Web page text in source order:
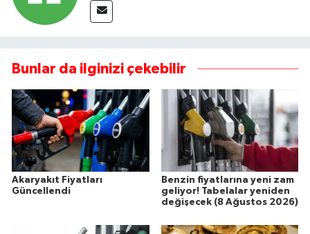
Bunlar da ilginizi çekebilir
Akaryakıt Fiyatları
Güncellendi
Benzin fiyatlarına yeni zam
geliyor! Tabelalar yeniden
değişecek (8 Ağustos 2026)